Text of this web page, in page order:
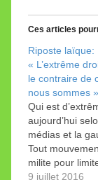
Ces articles
Riposte laïque:
« L’extrême
le contraire de
nous sommes »
Qui est
aujourd’hui
médias et la
Tout
milite pour
l’immigration,
9 juillet 2016